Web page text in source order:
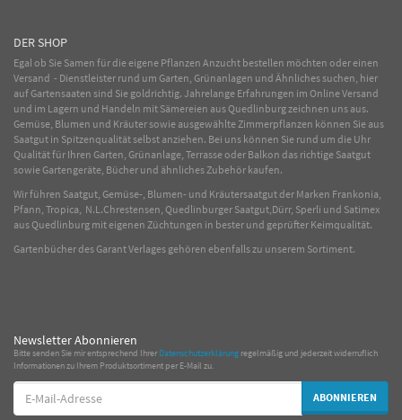
DER SHOP
Egal ob Sie Samen für die eigene Pflanzen Anzucht bestellen möchten oder einen
Versand - Dienstleister rund um Garten, Grünanlagen und Ähnliches suchen, hier
auf Gartensaaten sind Sie goldrichtig. Jahrelange Erfahrungen im OnlineVersand
und im Lagern und Handeln mit Sämereien aus Quedlinburg zeichnen uns aus.
Gemüse, Blumen und Kräuter sowie ausgewählteZimmerpflanzen können Sie aus
Saatgut in Spitzenqualität selbst anziehen. Bei uns können Sie rund um die Uhr
Qualität für Ihren Garten, Grünanlage, Terrasse oder Balkon das richtige Saatgut
sowie Gartengeräte, Bücher und ähnliches Zubehör kaufen.
Wir führen Saatgut, Gemüse-, Blumen- und Kräutersaatgut der Marken Frankonia,
Pfann, Tropica, N.L.Chrestensen, Quedlinburger Saatgut,Dürr, Sperli und Satimex
aus Quedlinburg mit eigenen Züchtungen in bester und geprüfter Keimqualität.
Gartenbücher des Garant Verlages gehören ebenfalls zu unserem Sortiment.
Newsletter Abonnieren
Bitte senden Sie mir entsprechend IhrerDatenschutzerklärung regelmäßig und jederzeit widerruflich
Informationen zu Ihrem Produktsortiment per E-Mail zu.
E-
Mail-
ABONNIEREN